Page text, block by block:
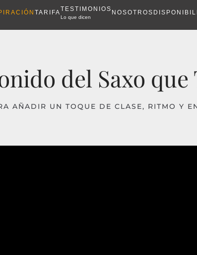
TARIFA
TESTIMONIOS
Lo que dicen
NOSOTROS
del Saxo
AÑADIR UN TOQUE DE CLASE, RITMO Y